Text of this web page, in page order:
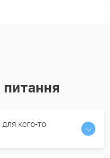
питання
кого-то